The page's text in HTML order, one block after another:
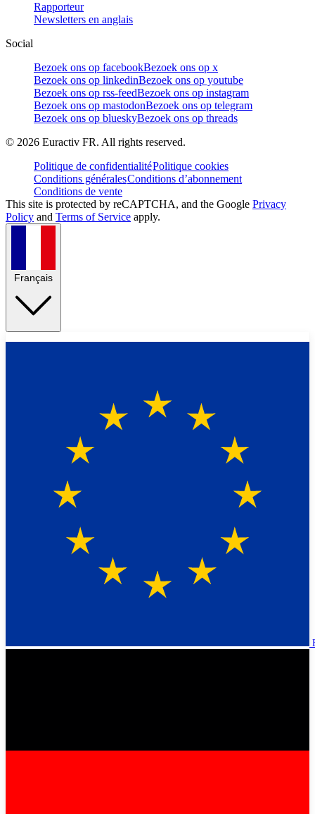
Rapporteur
Newsletters en anglais
Social
Bezoek ons op facebookBezoek ons op x
Bezoek ons op linkedinBezoek ons op youtube
Bezoek ons op rss-feedBezoek ons op instagram
Bezoek ons op mastodonBezoek ons op telegram
Bezoek ons op blueskyBezoek ons op threads
© 2026 Euractiv FR. All rights reserved.
Politique de confidentialitéPolitique cookies
Conditions généralesConditions d’abonnement
Conditions de vente
This site is protected by reCAPTCHA, and the Google Privacy
Policy and Terms of Service apply.
Français